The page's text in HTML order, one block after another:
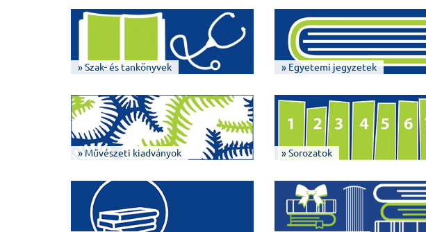
» Szak- és tankönyvek » Egyetemi jegyzetek
» Művészeti kiadványok » Sorozatok